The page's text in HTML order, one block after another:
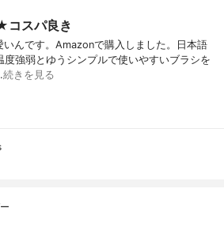
コスパ良き
んです。Amazonで購入しました。日本語
強弱とゆうシンプルで使いやすいブラシを
続きを見る